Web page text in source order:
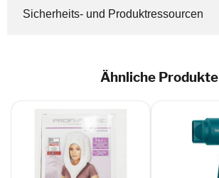
Sicherheits- und Produktressourcen
Ähnliche Produkte